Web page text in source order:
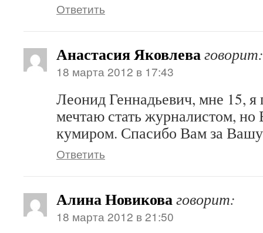
Ответить
Анастасия Яковлеваговорит:
18 марта 2012 в 17:43
Леонид Геннадьевич, мне 15, я
мечтаю стать журналистом,
кумиром. Спасибо Вам за
Ответить
Алина Новиковаговорит:
18 марта 2012 в 21:50